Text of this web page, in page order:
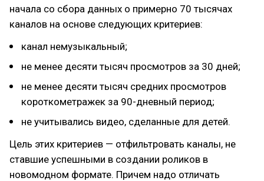
начала со сбора данных о примерно 70 тысячах
каналов на основе следующих критериев:
канал немузыкальный;
не менее десяти тысяч просмотров за 30 дней;
не менее десяти тысяч средних просмотров
короткометражек за 90-дневный период;
не учитывались видео, сделанные для детей.
Цель этих критериев — отфильтровать каналы, не
ставшие успешными в создании роликов в
новомодном формате. Причем надо отличать